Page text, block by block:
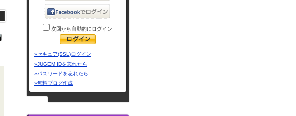
次回から自動的にログイン
»セキュア(SSL)ログイン
»JUGEM IDを忘れたら
»パスワードを忘れたら
»無料ブログ作成